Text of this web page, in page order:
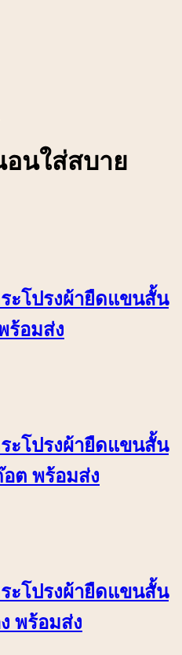
นใส่สบาย
ะโปรงผ้ายืดแขนสั้น
ร้อมส่ง
ะโปรงผ้ายืดแขนสั้น
ต พร้อมส่ง
ะโปรงผ้ายืดแขนสั้น
พร้อมส่ง